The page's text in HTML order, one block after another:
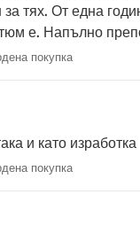
тях. От една
е. Напълно
покупка
и като изработка
покупка